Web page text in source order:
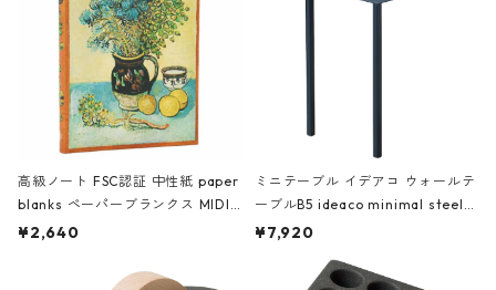
高級ノート FSC認証 中性紙 paper
blanks ペーパーブランクス MIDI
ハードカバー 罫線 ヴァン・ゴッホ
¥2,640
ミニテーブル イデアコ ウォールテ
ーブルB5 ideaco minimal steel f
urniture WALL Table B5 ネイビー
¥7,920